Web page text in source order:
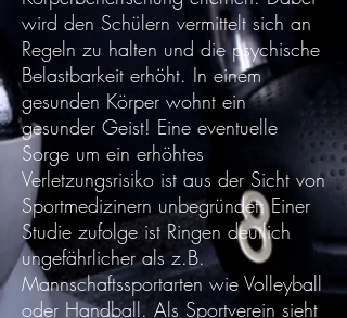
wird den Schülern vermittelt sich an
Regeln zu halten und die psychische
Belastbarkeit erhöht. In einem
gesunden Körper wohnt ein
gesunder Geist! Eine eventuelle
Sorge um ein erhöhtes
Verletzungsrisiko ist aus der Sicht von
Sportmedizinern unbegründet: Einer
Studie zufolge ist Ringen deutlich
ungefährlicher als z.B.
Mannschaftssportarten wie Volleyball
oder Handball. Als Sportverein sieht